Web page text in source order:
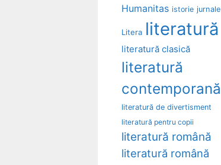
Humanitas istorie jurnale
Litera literatură
literatură clasică
literatură
contemporană
literatură de divertisment
literatură pentru copii
literatură română
literatură română